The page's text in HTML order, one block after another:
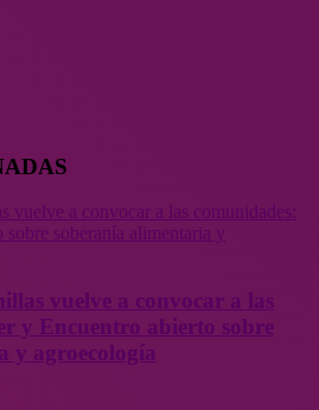
vuelve a convocar a las
y Encuentro abierto sobre
y agroecología